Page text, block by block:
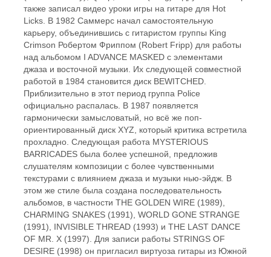
также записал видео уроки игры на гитаре для Hot
Licks. В 1982 Саммерс начал самостоятельную
карьеру, объединившись с гитаристом группы King
Crimson Робертом Фриппом (Robert Fripp) для работы
над альбомом I ADVANCE MASKED с элементами
джаза и восточной музыки. Их следующей совместной
работой в 1984 становится диск BEWITCHED.
Приблизительно в этот период группа Police
официально распалась. В 1987 появляется
гармонически замысловатый, но всё же поп-
ориентированный диск XYZ, который критика встретила
прохладно. Следующая работа MYSTERIOUS
BARRICADES была более успешной, предложив
слушателям композиции с более чувственными
текстурами с влиянием джаза и музыки нью-эйдж. В
этом же стиле была создана последовательность
альбомов, в частности THE GOLDEN WIRE (1989),
CHARMING SNAKES (1991), WORLD GONE STRANGE
(1991), INVISIBLE THREAD (1993) и THE LAST DANCE
OF MR. X (1997). Для записи работы STRINGS OF
DESIRE (1998) он пригласил виртуоза гитары из Южной